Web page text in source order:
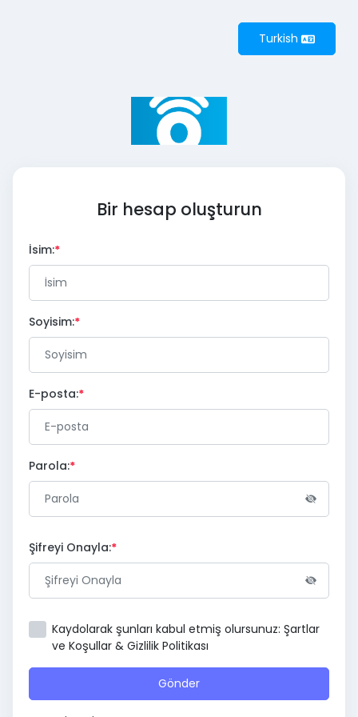
Turkish
Bir hesap oluşturun
İsim:
Soyisim:
E-posta:
Parola:
Şifreyi Onayla:
Kaydolarak şunları kabul etmiş olursunuz: Şartlar
ve Koşullar & Gizlilik Politikası
Gönder